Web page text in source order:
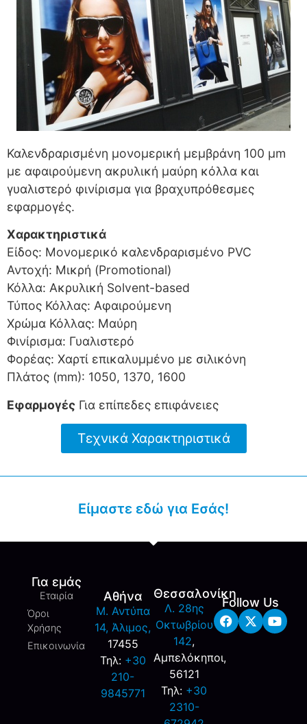
Καλενδραρισμένη μονομερική μεμβράνη 100 μm
με αφαιρούμενη ακρυλική μαύρη κόλλα και
γυαλιστερό φινίρισμα για βραχυπρόθεσμες
εφαρμογές.
Χαρακτηριστικά
Είδος: Μονομερικό καλενδραρισμένο PVC
Αντοχή: Μικρή (Promotional)
Κόλλα: Ακρυλική Solvent-based
Τύπος Κόλλας: Αφαιρούμενη
Χρώμα Κόλλας: Μαύρη
Φινίρισμα: Γυαλιστερό
Φορέας: Χαρτί επικαλυμμένο με σιλικόνη
Πλάτος (mm): 1050, 1370, 1600
Εφαρμογές Για επίπεδες επιφάνειες
Τεχνικά Χαρακτηριστικά
Είμαστε εδώ για Εσάς!
Για εμάς
Εταιρία
Όροι
Χρήσης
Επικοινωνία
Αθήνα
M. Αντύπα
14, Άλιμος,
17455
Τηλ: +30
210-
9845771
Θεσσαλονίκη
Λ. 28ης
Οκτωβρίου
142,
Αμπελόκηποι,
56121
Τηλ: +30
2310-
Follow Us